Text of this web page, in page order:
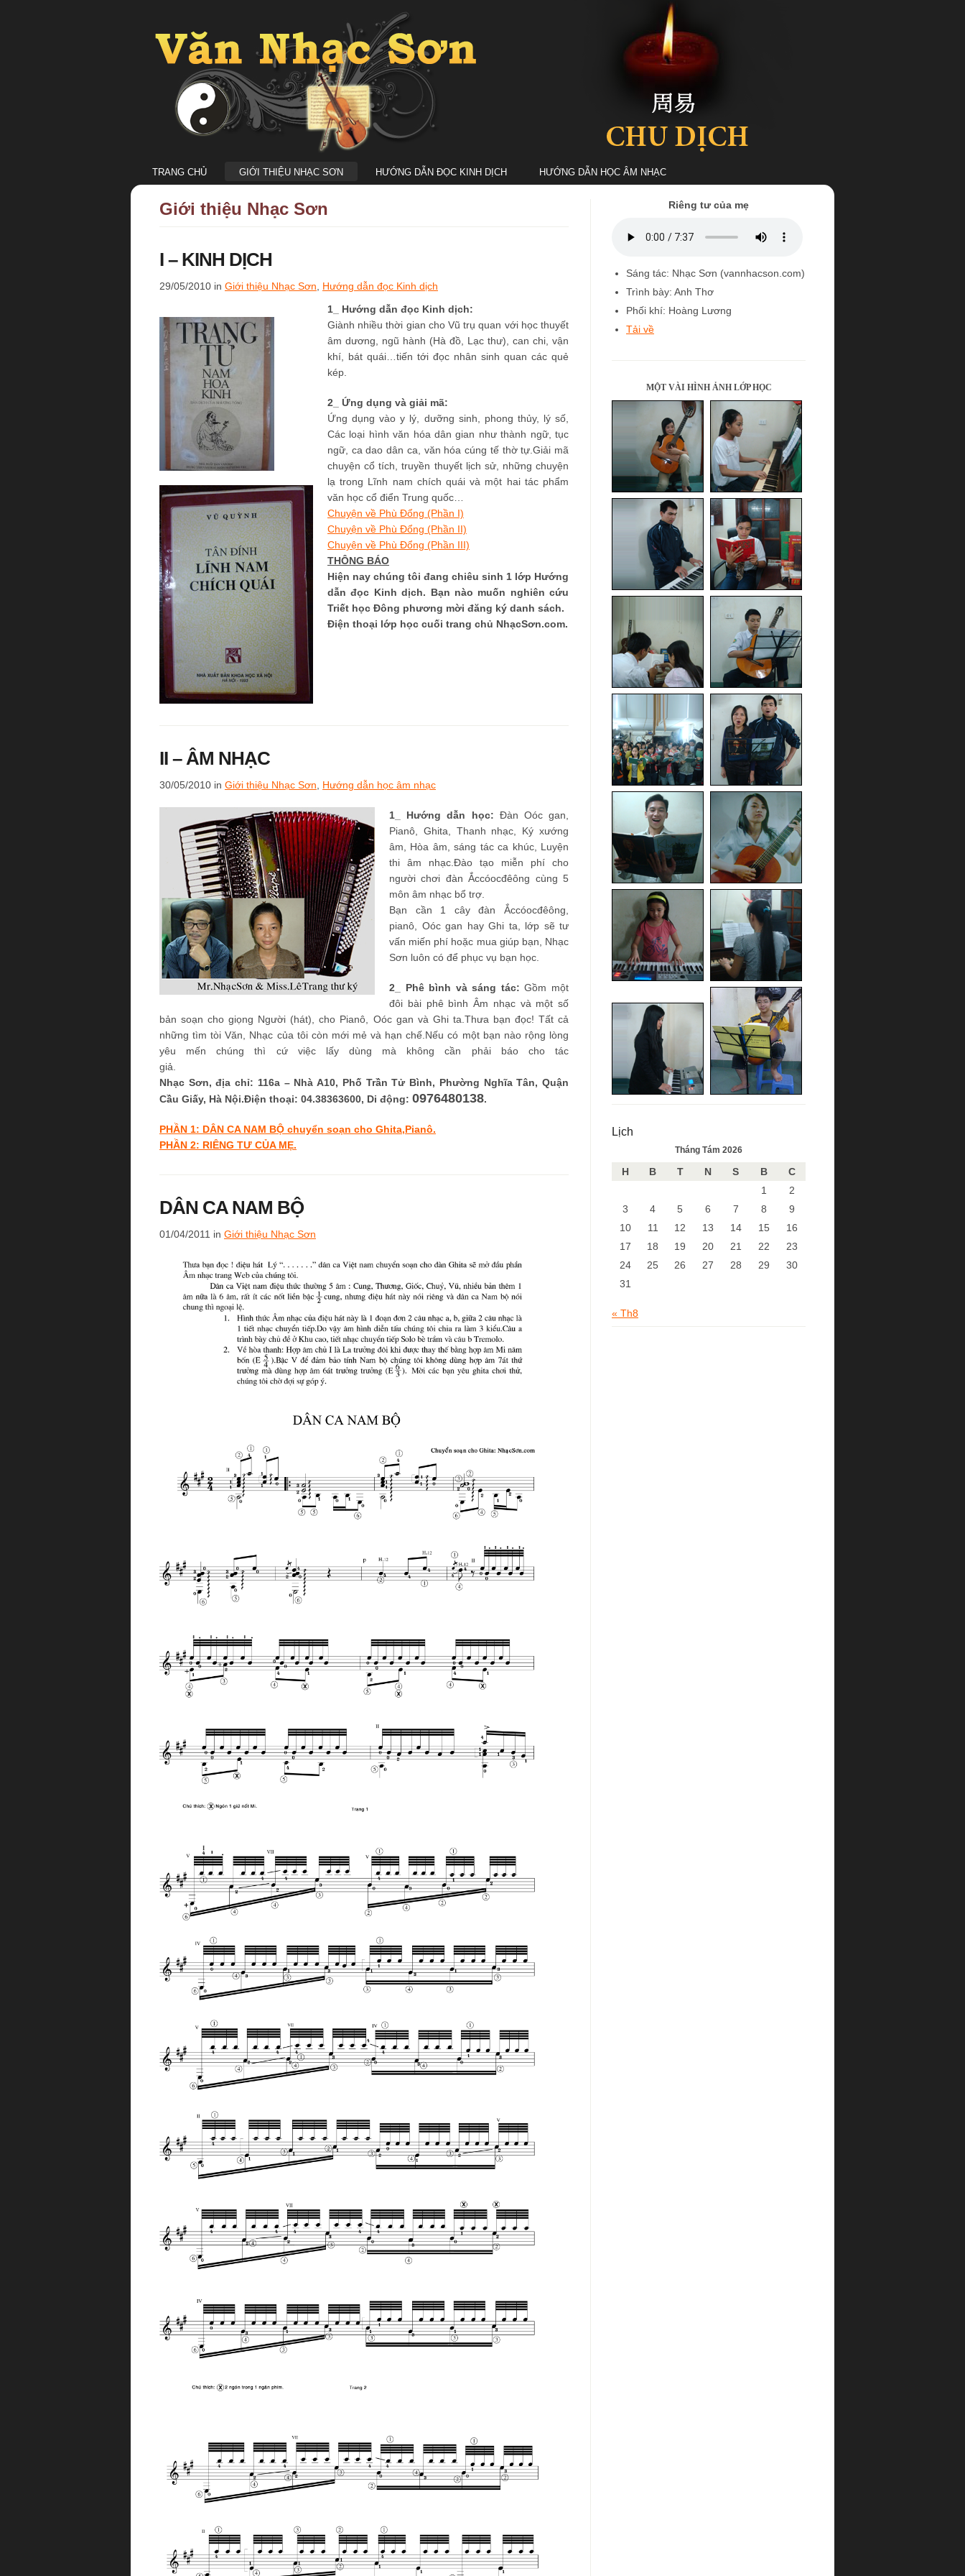
TRANG CHỦ GIỚI THIỆU NHẠC SƠN HƯỚNG DẪN ĐỌC KINH DỊCH HƯỚNG DẪN HỌC ÂM NHẠC
Giới thiệu Nhạc Sơn
I – KINH DỊCH
29/05/2010 in Giới thiệu Nhạc Sơn
Hướng dẫn đọc Kinh dịch
1_ Hướng dẫn đọc Kinh dịch:
Giành nhiều thời gian cho Vũ trụ quan với học thuyết
âm dương, ngũ hành (Hà đồ, Lạc thư), can chi, vận
khí, bát quái…tiến tới đọc nhân sinh quan các quẻ
kép.
2_ Ứng dụng và giải mã:
Ứng dụng vào y lý, dưỡng sinh, phong thủy, lý số,
Các loại hình văn hóa dân gian như thành ngữ, tục
ngữ, ca dao dân ca, văn hóa cúng tế thờ tự.Giải mã
chuyện cổ tích, truyền thuyết lịch sử, những chuyện
lạ trong Lĩnh nam chích quái và một hai tác phẩm
văn học cổ điển Trung quốc…
Chuyện về Phù Đổng (Phần I)
Chuyện về Phù Đổng (Phần II)
Chuyện về Phù Đổng (Phần III)
THÔNG BÁO
Hiện nay chúng tôi đang chiêu sinh 1 lớp Hướng
dẫn đọc Kinh dịch. Bạn nào muốn nghiên cứu
Triết học Đông phương mời đăng ký danh sách.
Điện thoại lớp học cuối trang chủ NhạcSơn.com.
II – ÂM NHẠC
30/05/2010 in Giới thiệu Nhạc Sơn Hướng dẫn học âm nhạc
1_ Hướng dẫn học: Đàn Oóc gan,
Pianô, Ghita, Thanh nhạc, Ký xướng
âm, Hòa âm, sáng tác ca khúc, Luyện
thi âm nhạc.Đào tạo miễn phí cho
người chơi đàn Ắccóocđêông cùng 5
môn âm nhạc bổ trợ.
Bạn cần 1 cây đàn Ắccóocđêông,
pianô, Oóc gan hay Ghi ta, lớp sẽ tư
vấn miến phí hoặc mua giúp bạn, Nhạc
Sơn luôn có để phục vụ bạn học.
2_ Phê bình và sáng tác: Gồm một
đôi bài phê bình Âm nhạc và một số
bản soạn cho giọng Người (hát), cho Pianô, Oóc gan và Ghi ta.Thưa bạn đọc! Tất cả
những tìm tòi Văn, Nhạc của tôi còn mới mẻ và hạn chế.Nếu có một bạn nào rộng lòng
yêu mến chúng thì cứ việc lấy dùng mà không cần phải báo cho tác
giả.
Nhạc Sơn, địa chỉ: 116a – Nhà A10, Phố Trần Tử Bình, Phường Nghĩa Tân, Quận
Cầu Giấy, Hà Nội.Điện thoại: 04.38363600, Di động: 0976480138.
PHẦN 1: DÂN CA NAM BỘ chuyển soạn cho Ghita,Pianô.
PHẦN 2: RIÊNG TƯ CỦA MẸ.
DÂN CA NAM BỘ
01/04/2011 in Giới thiệu Nhạc Sơn
Riêng tư của mẹ
Sáng tác: Nhạc Sơn (vannhacson.com)
Trình bày: Anh Thơ
Phối khí: Hoàng Lương
Tải về
MỘT VÀI HÌNH ẢNH LỚP HỌC
Lịch
Tháng Tám 2026
H B T N S B
C
1
2
3
4 5 6 7 8
9
10
11 12 13 14 15
16
17
18 19 20 21 22
23
24
25 26 27 28 29
30
31
« Th8